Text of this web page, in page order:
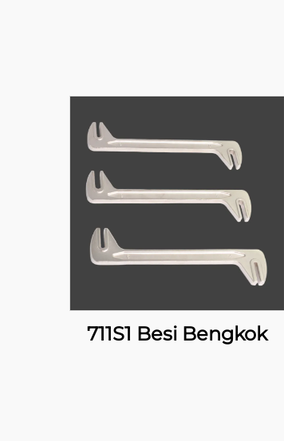
711S1 Besi Bengkok